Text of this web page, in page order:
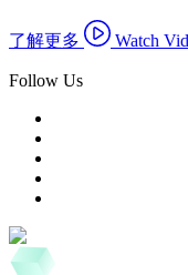
了解更多 Watch
Follow Us